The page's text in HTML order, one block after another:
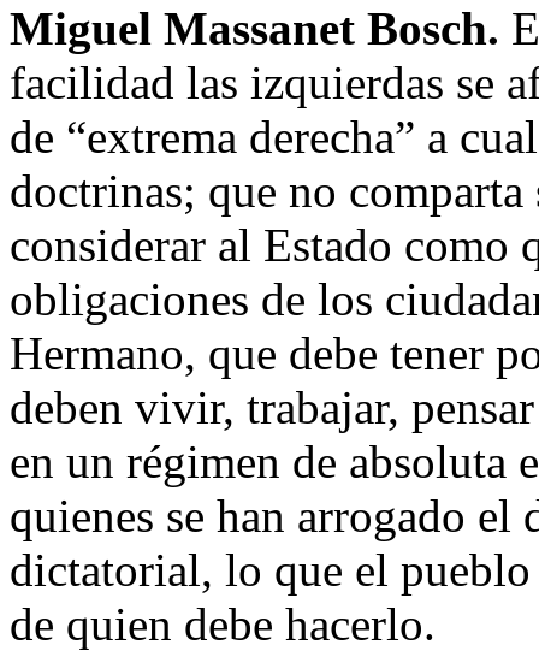
Miguel Massanet Bosch.
facilidad las izquierdas se
de “extrema derecha” a
doctrinas; que no
considerar al Estado como
obligaciones de los
Hermano, que debe tener
deben vivir, trabajar,
en un régimen de absoluta
quienes se han arrogado
dictatorial, lo que el pueblo
de quien debe hacerlo.